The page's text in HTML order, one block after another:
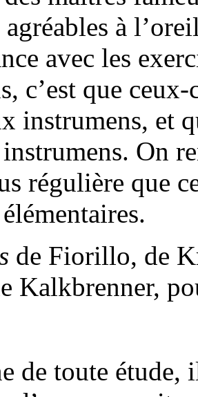
agréables à
avec les
c’est que
instrumens, et
On
régulière que
de Fiorillo, de
Kalkbrenner,
de toute étude,